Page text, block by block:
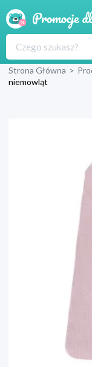
Strona Główna >
niemowląt